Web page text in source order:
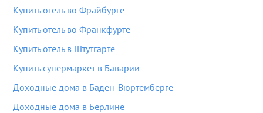
Купить отель во Фрайбурге
Купить отель во Франкфурте
Купить отель в Штутгарте
Купить супермаркет в Баварии
Доходные дома в Баден-Вюртемберге
Доходные дома в Берлине